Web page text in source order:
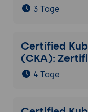
3 Tage
Certified
(CKA):
4 Tage